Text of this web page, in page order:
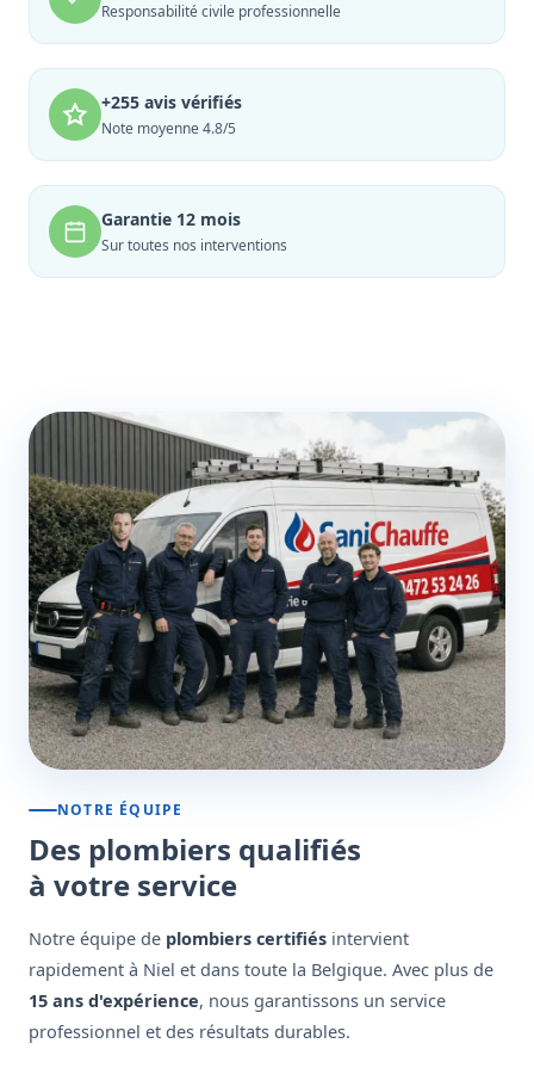
Responsabilité civile professionnelle
+255 avis vérifiés
Note moyenne 4.8/5
Garantie 12 mois
Sur toutes nos interventions
NOTRE ÉQUIPE
Des plombiers qualifiés
à votre service
Notre équipe de plombiers certifiés intervient
rapidement à Niel et dans toute la Belgique. Avec plus de
15 ans d'expérience, nous garantissons un service
professionnel et des résultats durables.